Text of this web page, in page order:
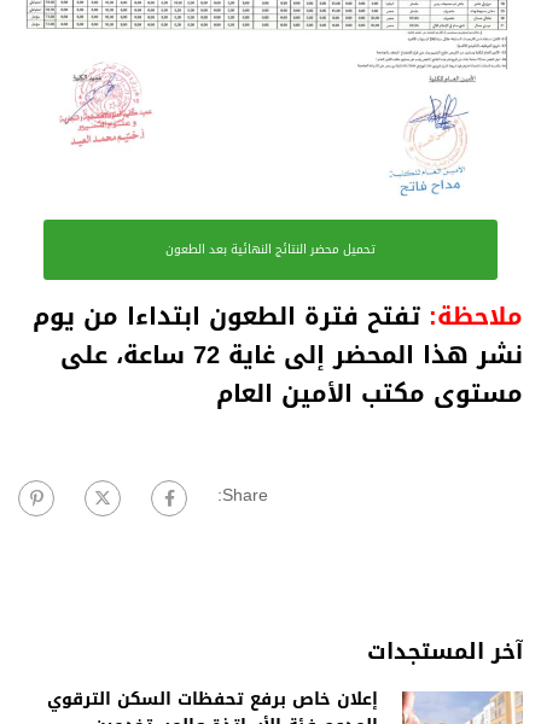
تحميل محضر النتائج النهائية بعد الطعون
ملاحظة: تفتح فترة الطعون ابتداءا من يوم
نشر هذا المحضر إلى غاية 72 ساعة، على
مستوى مكتب الأمين العام
Share:
آخر المستجدات
إعلان خاص برفع تحفظات السكن الترقوي